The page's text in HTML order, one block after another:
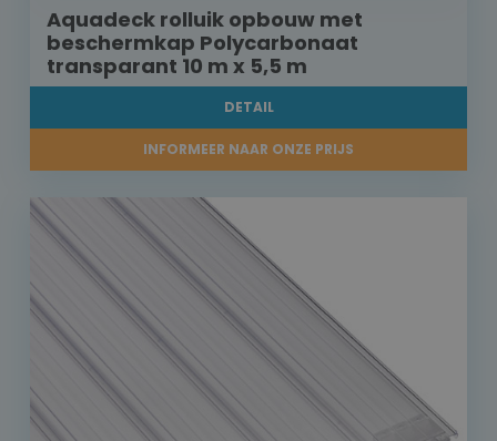
Aquadeck rolluik opbouw met
beschermkap Polycarbonaat
transparant 10 m x 5,5 m
DETAIL
INFORMEER NAAR ONZE PRIJS